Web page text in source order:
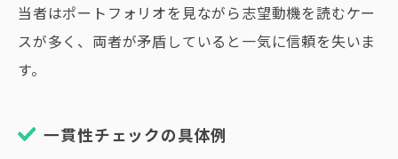
当者はポートフォリオを見ながら志望動機を読むケー
スが多く、両者が矛盾していると一気に信頼を失いま
す。
一貫性チェックの具体例